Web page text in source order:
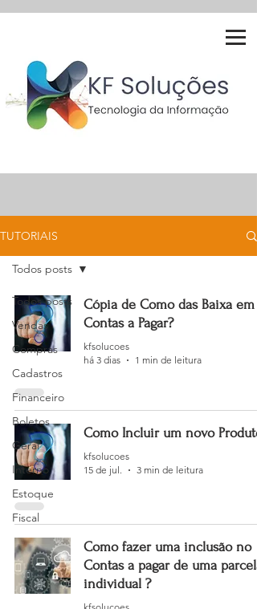
TUTORIAIS
Todos posts
Vendas
Compras
Cadastros
Financeiro
Boletos
Geral
Interno
Estoque
Fiscal
Todos posts
Cópia de Como das Baixa em
Contas a Pagar?
kfsolucoes
há 3 dias
1 min de leitura
Como Incluir um novo
kfsolucoes
15 de jul.
3 min de leitura
Como fazer uma inclusão no
Contas a pagar de uma parcela
individual ?